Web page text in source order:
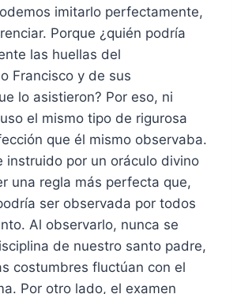
imitarlo perfectamente,
Porque ¿quién podría
las huellas del
Francisco y de sus
lo asistieron? Por eso, ni
el mismo tipo de rigurosa
que él mismo observaba.
instruido por un oráculo divino
una regla más perfecta que,
ser observada por todos
Al observarlo, nunca se
de nuestro santo padre,
costumbres fluctúan con el
Por otro lado, el examen